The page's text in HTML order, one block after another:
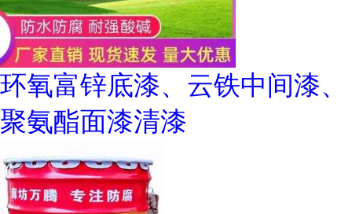
环氧富锌底漆、云铁中间漆、
聚氨酯面漆清漆